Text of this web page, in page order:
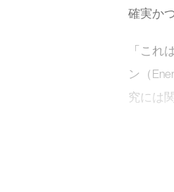
確実か
「これ
ン（
究には